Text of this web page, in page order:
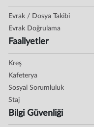
Evrak / Dosya Takibi
Evrak Doğrulama
Faaliyetler
Kreş
Kafeterya
Sosyal Sorumluluk
Staj
Bilgi Güvenliği